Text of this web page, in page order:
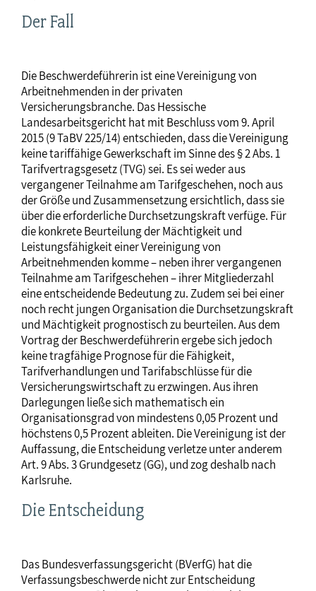
Der Fall
Die Beschwerdeführerin ist eine Vereinigung von
Arbeitnehmenden in der privaten
Versicherungsbranche. Das Hessische
Landesarbeitsgericht hat mit Beschluss vom 9. April
2015 (9 TaBV 225/14) entschieden, dass die Vereinigung
keine tariffähige Gewerkschaft im Sinne des § 2 Abs. 1
Tarifvertragsgesetz (TVG) sei. Es sei weder aus
vergangener Teilnahme am Tarifgeschehen, noch aus
der Größe und Zusammensetzung ersichtlich, dass sie
über die erforderliche Durchsetzungskraft verfüge. Für
die konkrete Beurteilung der Mächtigkeit und
Leistungsfähigkeit einer Vereinigung von
Arbeitnehmenden komme – neben ihrer vergangenen
Teilnahme am Tarifgeschehen – ihrer Mitgliederzahl
eine entscheidende Bedeutung zu. Zudem sei bei einer
noch recht jungen Organisation die Durchsetzungskraft
und Mächtigkeit prognostisch zu beurteilen. Aus dem
Vortrag der Beschwerdeführerin ergebe sich jedoch
keine tragfähige Prognose für die Fähigkeit,
Tarifverhandlungen und Tarifabschlüsse für die
Versicherungswirtschaft zu erzwingen. Aus ihren
Darlegungen ließe sich mathematisch ein
Organisationsgrad von mindestens 0,05 Prozent und
höchstens 0,5 Prozent ableiten. Die Vereinigung ist der
Auffassung, die Entscheidung verletze unter anderem
Art. 9 Abs. 3 Grundgesetz (GG), und zog deshalb nach
Karlsruhe.
Die Entscheidung
Das Bundesverfassungsgericht (BVerfG) hat die
Verfassungsbeschwerde nicht zur Entscheidung